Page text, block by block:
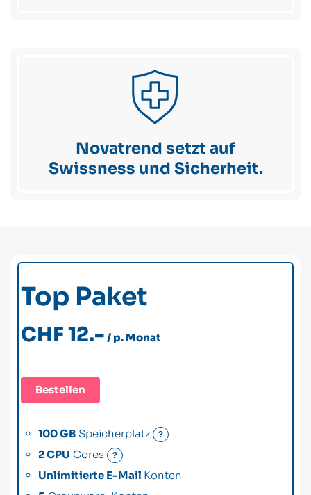
Novatrend setzt auf
Swissness und Sicherheit.
Top Paket
CHF 12.- / p. Monat
Bestellen
100 GB Speicherplatz ?
2 CPU Cores ?
Unlimitierte E-Mail Konten